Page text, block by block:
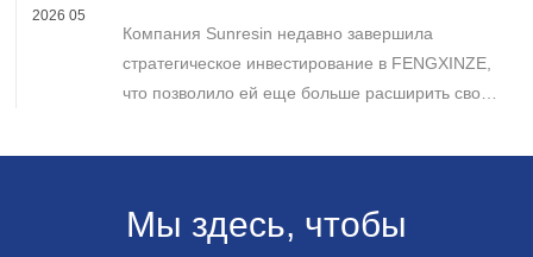
2026 05
бизнеса в области промышленной
хроматографии.
Компания Sunresin недавно завершила
стратегическое инвестирование в FENGXINZE,
что позволило ей еще больше расширить свое
хроматографии и укрепить свои позиции в
биологических науках.
Мы здесь, чтобы